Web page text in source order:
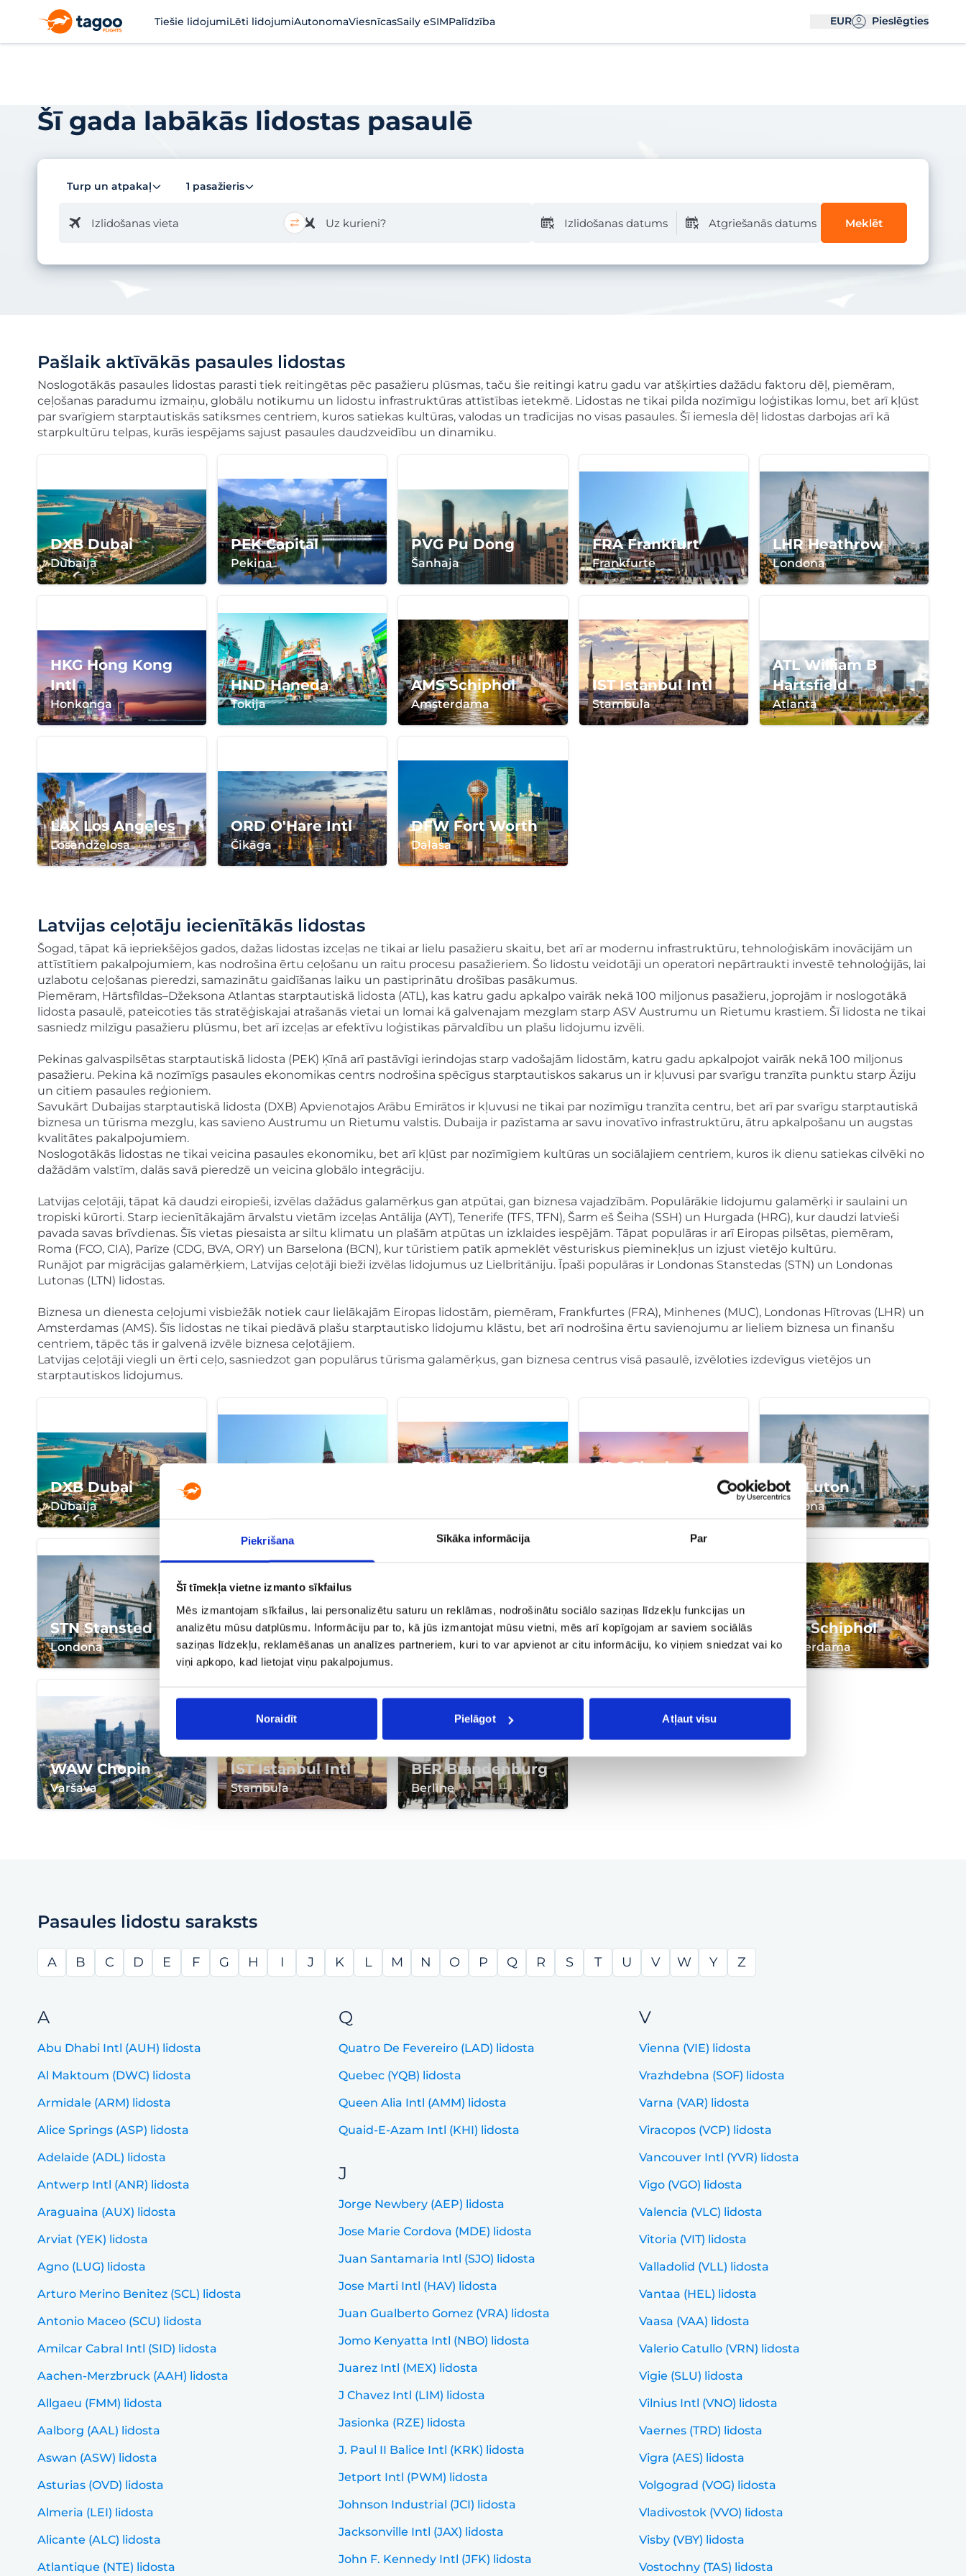
Piekrišana Sīkāka informācija Par
Šī tīmekļa vietne izmanto sīkfailus
Mēs izmantojam sīkfailus, lai personalizētu saturu un reklāmas, nodrošinātu sociālo saziņas līdzekļu funkcijas un
analizētu mūsu datplūsmu. Informāciju par to, kā jūs izmantojat mūsu vietni, mēs arī kopīgojam ar saviem sociālās
saziņas līdzekļu, reklamēšanas un analīzes partneriem, kuri to var apvienot ar citu informāciju, ko viņiem sniedzat vai ko
viņi apkopo, kad lietojat viņu pakalpojumus.
Noraidīt Pielāgot Atļaut visu
Tiešie lidojumiLēti lidojumiAutonomaViesnīcasSaily eSIMPalīdzība EUR Pieslēgties
Šī gada labākās lidostas pasaulē
Turp un atpakaļ 1 pasažieris
Izlidošanas vieta Uz kurieni? Izlidošanas datums Atgriešanās datums Meklēt
Pašlaik aktīvākās pasaules lidostas
Noslogotākās pasaules lidostas parasti tiek reitingētas pēc pasažieru plūsmas, taču šie reitingi katru gadu var atšķirties dažādu faktoru dēļ, piemēram,
ceļošanas paradumu izmaiņu, globālu notikumu un lidostu infrastruktūras attīstības ietekmē. Lidostas ne tikai pilda nozīmīgu loģistikas lomu, bet arī kļūst
par svarīgiem starptautiskās satiksmes centriem, kuros satiekas kultūras, valodas un tradīcijas no visas pasaules. Šī iemesla dēļ lidostas darbojas arī kā
starpkultūru telpas, kurās iespējams sajust pasaules daudzveidību un dinamiku.
DXB Dubai
Dubaija
PEK Capital
Pekina
PVG Pu Dong
Šanhaja
FRA Frankfurt
Frankfurte
LHR Heathrow
Londona
HKG Hong Kong
Intl
Honkonga
HND Haneda
Tokija
AMS Schiphol
Amsterdama
IST Istanbul Intl
Stambula
ATL William B
Hartsfield
Atlanta
LAX Los Angeles
Losandželosa
ORD O'Hare Intl
Čikāga
DFW Fort Worth
Dalasa
Latvijas ceļotāju iecienītākās lidostas
Šogad, tāpat kā iepriekšējos gados, dažas lidostas izceļas ne tikai ar lielu pasažieru skaitu, bet arī ar modernu infrastruktūru, tehnoloģiskām inovācijām un
attīstītiem pakalpojumiem, kas nodrošina ērtu ceļošanu un raitu procesu pasažieriem. Šo lidostu veidotāji un operatori nepārtraukti investē tehnoloģijās, lai
uzlabotu ceļošanas pieredzi, samazinātu gaidīšanas laiku un pastiprinātu drošības pasākumus.
Piemēram, Hārtsfīldas–Džeksona Atlantas starptautiskā lidosta (ATL), kas katru gadu apkalpo vairāk nekā 100 miljonus pasažieru, joprojām ir noslogotākā
lidosta pasaulē, pateicoties tās stratēģiskajai atrašanās vietai un lomai kā galvenajam mezglam starp ASV Austrumu un Rietumu krastiem. Šī lidosta ne tikai
sasniedz milzīgu pasažieru plūsmu, bet arī izceļas ar efektīvu loģistikas pārvaldību un plašu lidojumu izvēli.
Pekinas galvaspilsētas starptautiskā lidosta (PEK) Ķīnā arī pastāvīgi ierindojas starp vadošajām lidostām, katru gadu apkalpojot vairāk nekā 100 miljonus
pasažieru. Pekina kā nozīmīgs pasaules ekonomikas centrs nodrošina spēcīgus starptautiskos sakarus un ir kļuvusi par svarīgu tranzīta punktu starp Āziju
un citiem pasaules reģioniem.
Savukārt Dubaijas starptautiskā lidosta (DXB) Apvienotajos Arābu Emirātos ir kļuvusi ne tikai par nozīmīgu tranzīta centru, bet arī par svarīgu starptautiskā
biznesa un tūrisma mezglu, kas savieno Austrumu un Rietumu valstis. Dubaija ir pazīstama ar savu inovatīvo infrastruktūru, ātru apkalpošanu un augstas
kvalitātes pakalpojumiem.
Noslogotākās lidostas ne tikai veicina pasaules ekonomiku, bet arī kļūst par nozīmīgiem kultūras un sociālajiem centriem, kuros ik dienu satiekas cilvēki no
dažādām valstīm, dalās savā pieredzē un veicina globālo integrāciju.
Latvijas ceļotāji, tāpat kā daudzi eiropieši, izvēlas dažādus galamērķus gan atpūtai, gan biznesa vajadzībām. Populārākie lidojumu galamērķi ir saulaini un
tropiski kūrorti. Starp iecienītākajām ārvalstu vietām izceļas Antālija (AYT), Tenerife (TFS, TFN), Šarm eš Šeiha (SSH) un Hurgada (HRG), kur daudzi latvieši
pavada savas brīvdienas. Šīs vietas piesaista ar siltu klimatu un plašām atpūtas un izklaides iespējām. Tāpat populāras ir arī Eiropas pilsētas, piemēram,
Roma (FCO, CIA), Parīze (CDG, BVA, ORY) un Barselona (BCN), kur tūristiem patīk apmeklēt vēsturiskus pieminekļus un izjust vietējo kultūru.
Runājot par migrācijas galamērķiem, Latvijas ceļotāji bieži izvēlas lidojumus uz Lielbritāniju. Īpaši populāras ir Londonas Stanstedas (STN) un Londonas
Lutonas (LTN) lidostas.
Biznesa un dienesta ceļojumi visbiežāk notiek caur lielākajām Eiropas lidostām, piemēram, Frankfurtes (FRA), Minhenes (MUC), Londonas Hītrovas (LHR) un
Amsterdamas (AMS). Šīs lidostas ne tikai piedāvā plašu starptautisko lidojumu klāstu, bet arī nodrošina ērtu savienojumu ar lieliem biznesa un finanšu
centriem, tāpēc tās ir galvenā izvēle biznesa ceļotājiem.
Latvijas ceļotāji viegli un ērti ceļo, sasniedzot gan populārus tūrisma galamērķus, gan biznesa centrus visā pasaulē, izvēloties izdevīgus vietējos un
starptautiskos lidojumus.
DXB Dubai
Dubaija
BCN Barcelona–El
CDG Charles De
LTN Luton
Londona
STN Stansted
Londona
DUB Dublin
Dublina
BGY Bergam
Milāna
FCO Fiumicino
Roma
AMS Schiphol
Amsterdama
WAW Chopin
Varšava
IST Istanbul Intl
Stambula
BER Brandenburg
Berlīne
Pasaules lidostu saraksts
A B C D E F G H I J K L M N O P Q R S T U V W Y Z
A
Abu Dhabi Intl (AUH) lidosta
Al Maktoum (DWC) lidosta
Armidale (ARM) lidosta
Alice Springs (ASP) lidosta
Adelaide (ADL) lidosta
Antwerp Intl (ANR) lidosta
Araguaina (AUX) lidosta
Arviat (YEK) lidosta
Agno (LUG) lidosta
Arturo Merino Benitez (SCL) lidosta
Antonio Maceo (SCU) lidosta
Amilcar Cabral Intl (SID) lidosta
Aachen-Merzbruck (AAH) lidosta
Allgaeu (FMM) lidosta
Aalborg (AAL) lidosta
Aswan (ASW) lidosta
Asturias (OVD) lidosta
Almeria (LEI) lidosta
Alicante (ALC) lidosta
Atlantique (NTE) lidosta
Q
Quatro De Fevereiro (LAD) lidosta
Quebec (YQB) lidosta
Queen Alia Intl (AMM) lidosta
Quaid-E-Azam Intl (KHI) lidosta
J
Jorge Newbery (AEP) lidosta
Jose Marie Cordova (MDE) lidosta
Juan Santamaria Intl (SJO) lidosta
Jose Marti Intl (HAV) lidosta
Juan Gualberto Gomez (VRA) lidosta
Jomo Kenyatta Intl (NBO) lidosta
Juarez Intl (MEX) lidosta
J Chavez Intl (LIM) lidosta
Jasionka (RZE) lidosta
J. Paul II Balice Intl (KRK) lidosta
Jetport Intl (PWM) lidosta
Johnson Industrial (JCI) lidosta
Jacksonville Intl (JAX) lidosta
John F. Kennedy Intl (JFK) lidosta
V
Vienna (VIE) lidosta
Vrazhdebna (SOF) lidosta
Varna (VAR) lidosta
Viracopos (VCP) lidosta
Vancouver Intl (YVR) lidosta
Vigo (VGO) lidosta
Valencia (VLC) lidosta
Vitoria (VIT) lidosta
Valladolid (VLL) lidosta
Vantaa (HEL) lidosta
Vaasa (VAA) lidosta
Valerio Catullo (VRN) lidosta
Vigie (SLU) lidosta
Vilnius Intl (VNO) lidosta
Vaernes (TRD) lidosta
Vigra (AES) lidosta
Volgograd (VOG) lidosta
Vladivostok (VVO) lidosta
Visby (VBY) lidosta
Vostochny (TAS) lidosta